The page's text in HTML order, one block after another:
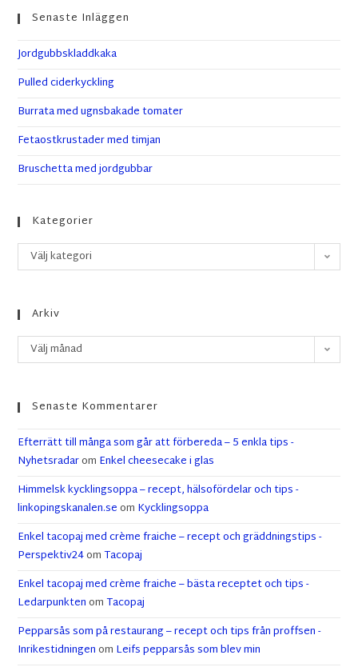
Senaste Inläggen
Jordgubbskladdkaka
Pulled ciderkyckling
Burrata med ugnsbakade tomater
Fetaostkrustader med timjan
Bruschetta med jordgubbar
Kategorier
Välj kategori
Arkiv
Välj månad
Senaste Kommentarer
Efterrätt till många som går att förbereda – 5 enkla tips -
Nyhetsradarom Enkel cheesecake i glas
Himmelsk kycklingsoppa – recept, hälsofördelar och tips -
linkopingskanalen.seom Kycklingsoppa
Enkel tacopaj med crème fraiche – recept och gräddningstips -
Perspektiv24omTacopaj
Enkel tacopaj med crème fraiche – bästa receptet och tips -
LedarpunktenomTacopaj
Pepparsås som på restaurang – recept och tips från proffsen -
Inrikestidningenom Leifs pepparsås som blev min